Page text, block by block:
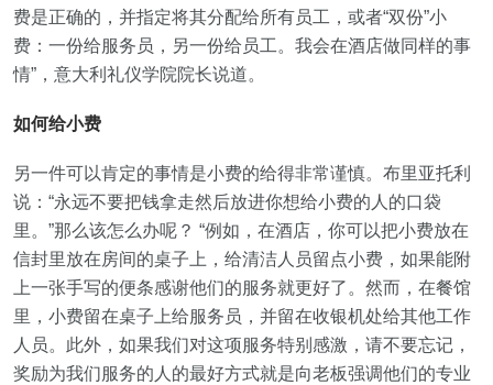
费是正确的，并指定将其分配给所有员工，或者“双份”小
费：一份给服务员，另一份给员工。我会在酒店做同样的事
情”，意大利礼仪学院院长说道。
如何给小费
另一件可以肯定的事情是小费的给得非常谨慎。布里亚托利
说：“永远不要把钱拿走然后放进你想给小费的人的口袋
里。”那么该怎么办呢？ “例如，在酒店，你可以把小费放在
信封里放在房间的桌子上，给清洁人员留点小费，如果能附
上一张手写的便条感谢他们的服务就更好了。然而，在餐馆
里，小费留在桌子上给服务员，并留在收银机处给其他工作
人员。此外，如果我们对这项服务特别感激，请不要忘记，
奖励为我们服务的人的最好方式就是向老板强调他们的专业